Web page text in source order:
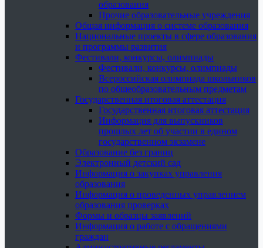
образования
Прочие образовательные учреждения
Общая информация о системе образования
Национальные проекты в сфере образования
и программы развития
Фестивали, конкурсы, олимпиады
Фестивали, конкурсы, олимпиады
Всероссийская олимпиада школьников
по общеобразовательным предметам
Государственная итоговая аттестация
Государственная итоговая аттестация
Информация для выпускников
прошлых лет об участии в едином
государственном экзамене
Образование без границ
Электронный детский сад
Информация о закупках управления
образования
Информация о проведенных управлением
образования проверках
Формы и образцы заявлений
Информация о работе с обращениями
граждан